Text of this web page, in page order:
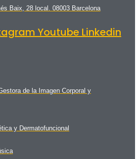
Baix, 28 local. 08003 Barcelona
Youtube Linkedin
de la Imagen Corporal y
y Dermatofuncional